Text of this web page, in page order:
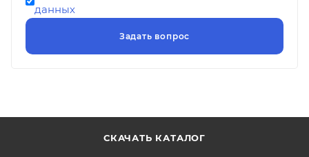
данных
СКАЧАТЬ КАТАЛОГ